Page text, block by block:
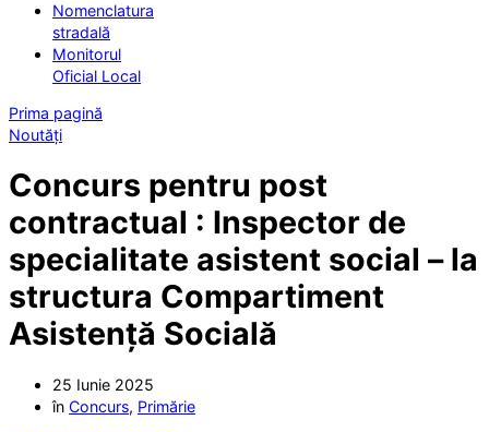
Nomenclatura
stradală
Monitorul
Oficial Local
Prima pagină
Noutăți
Concurs pentru post
contractual : Inspector de
specialitate asistent social – la
structura Compartiment
Asistență Socială
25 Iunie 2025
în Concurs, Primărie